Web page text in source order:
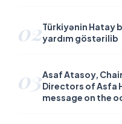
02Türkiyənin Hatay
yardım göstərilib
03Asaf Atasoy,
Directors of Asfa
message on the